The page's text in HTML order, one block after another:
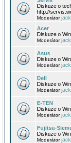
Diskuze o
http://
Moderátor
Acer
Diskuze o
Moderátor
Asus
Diskuze o
Moderátor
Dell
Diskuze o
Moderátor
E-TEN
Diskuze o
Moderátor
Fujitsu-
Diskuze o
Moderátor